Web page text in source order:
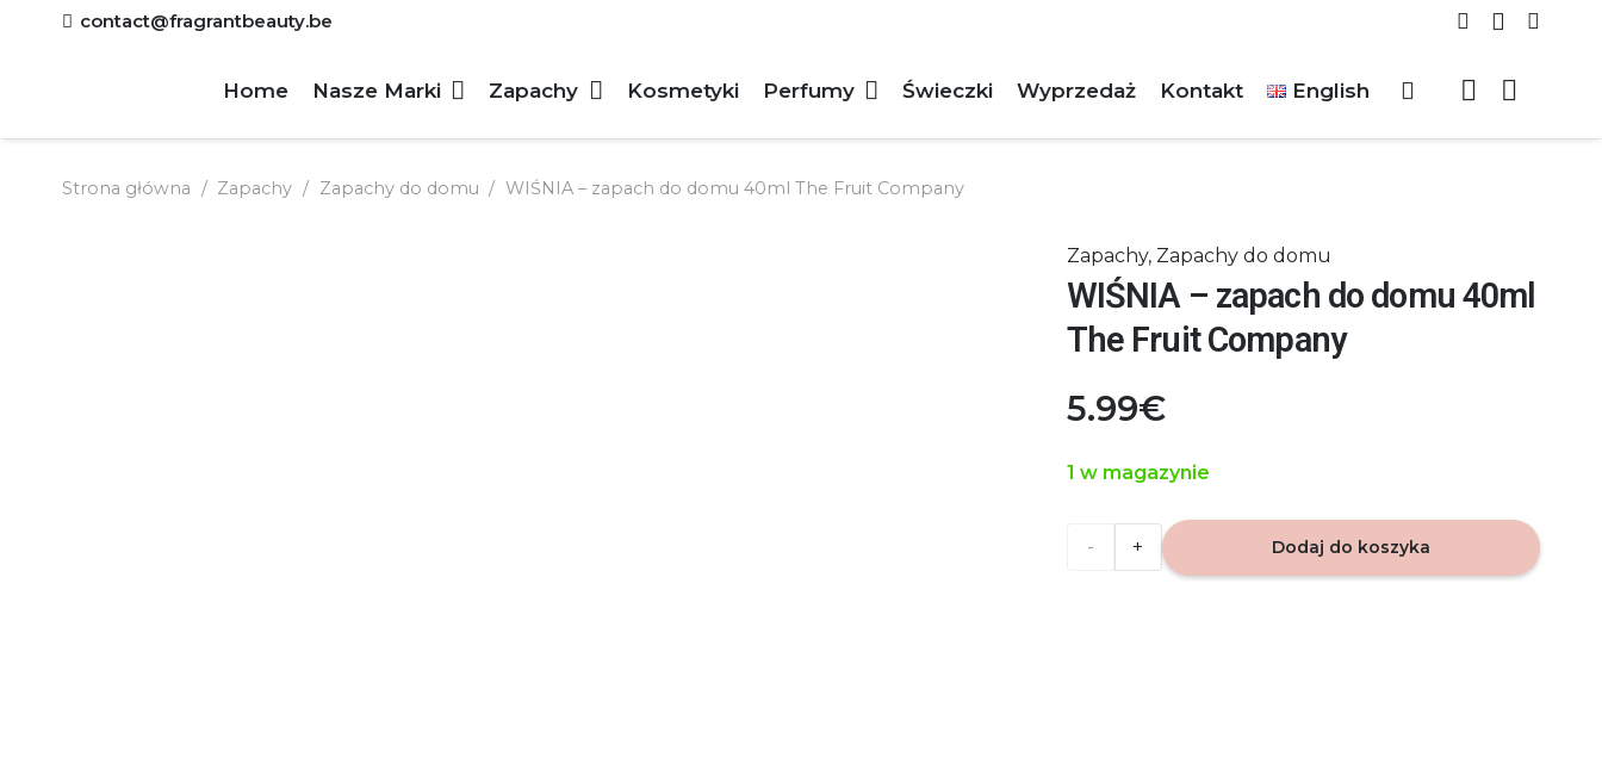
contact@fragrantbeauty.be
Home Nasze Marki Zapachy Kosmetyki Perfumy Świeczki Wyprzedaż Kontakt English
Strona główna / Zapachy / Zapachy do domu / WIŚNIA – zapach do domu 40ml The Fruit Company
Zapachy, Zapachy do domu
WIŚNIA – zapach do domu 40ml
The Fruit Company
5.99€
1 w magazynie
ilość Dodaj do koszyka